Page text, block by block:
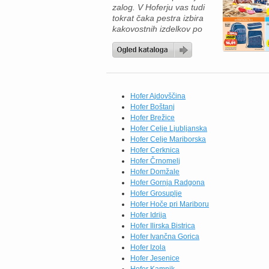
zalog. V Hoferju vas tudi
tokrat čaka pestra izbira
kakovostnih izdelkov po
zdaj pravi trenutek, da
zamrzovalnik. Če radi
domače obroke, vas bodo
navdušili brokoli All
Seasons (750 g) po novi
redni ceni 1,84 €,
testenine […]
Hofer Ajdovščina
Hofer Boštanj
Hofer Brežice
Hofer Celje Ljubljanska
Hofer Celje Mariborska
Hofer Cerknica
Hofer Črnomelj
Hofer Domžale
Hofer Gornja Radgona
Hofer Grosuplje
Hofer Hoče pri Mariboru
Hofer Idrija
Hofer Ilirska Bistrica
Hofer Ivančna Gorica
Hofer Izola
Hofer Jesenice